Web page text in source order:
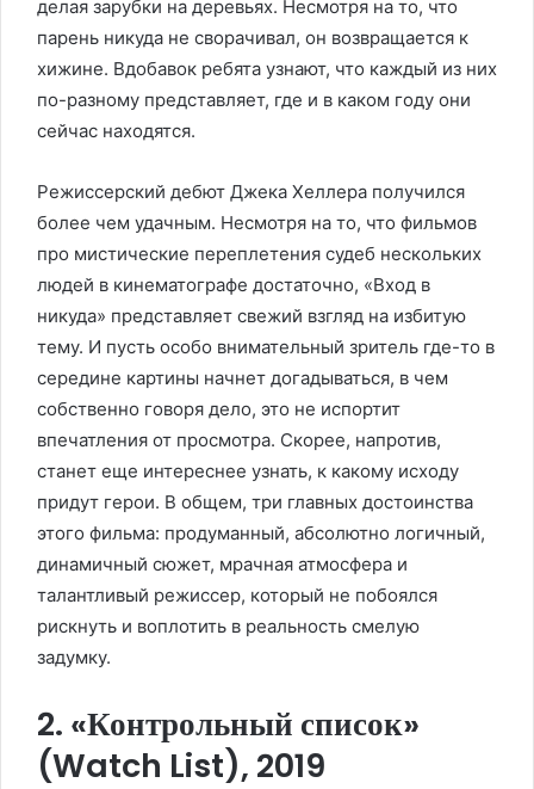
делая зарубки на деревьях. Несмотря на то, что
парень никуда не сворачивал, он возвращается к
хижине. Вдобавок ребята узнают, что каждый из них
по-разному представляет, где и в каком году они
сейчас находятся.
Режиссерский дебют Джека Хеллера получился
более чем удачным. Несмотря на то, что фильмов
про мистические переплетения судеб нескольких
людей в кинематографе достаточно, «Вход в
никуда» представляет свежий взгляд на избитую
тему. И пусть особо внимательный зритель где-то в
середине картины начнет догадываться, в чем
собственно говоря дело, это не испортит
впечатления от просмотра. Скорее, напротив,
станет еще интереснее узнать, к какому исходу
придут герои. В общем, три главных достоинства
этого фильма: продуманный, абсолютно логичный,
динамичный сюжет, мрачная атмосфера и
талантливый режиссер, который не побоялся
рискнуть и воплотить в реальность смелую
задумку.
2. «Контрольный список»
(Watch List), 2019